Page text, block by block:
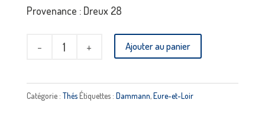
Provenance : Dreux 28
quantité
jardin
Ajouter au panier
Catégorie : ThésÉtiquettes : Dammann,Eure-et-Loir